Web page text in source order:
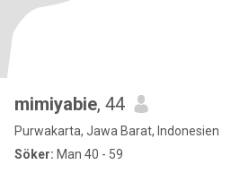
mimiyabie, 44
Purwakarta, Jawa Barat, Indonesien
Söker: Man 40 - 59